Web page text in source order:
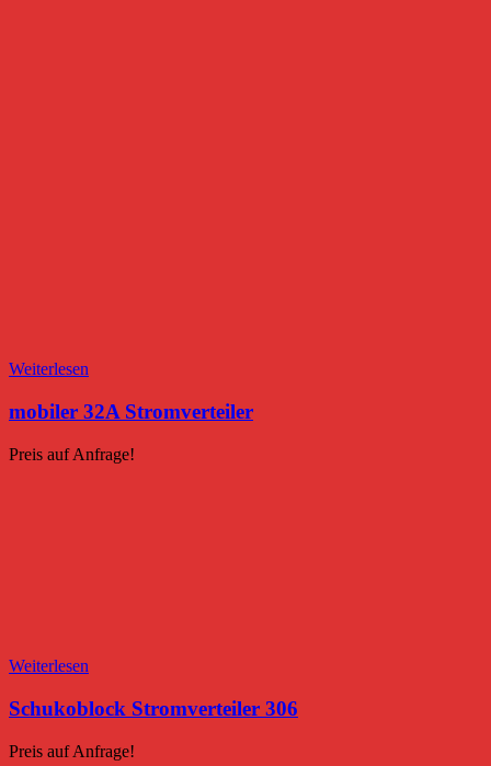
Weiterlesen
mobiler 32A Stromverteiler
Preis auf Anfrage!
Weiterlesen
Schukoblock Stromverteiler 306
Preis auf Anfrage!